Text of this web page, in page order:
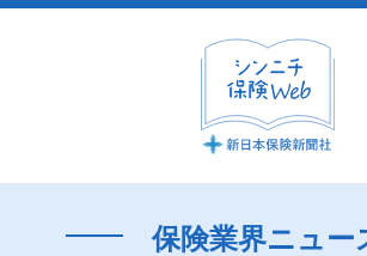
保険業界ニュー